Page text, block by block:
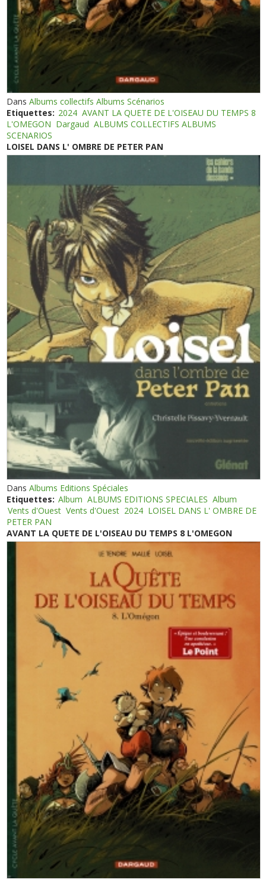
DansAlbums collectifs Albums Scénarios
Etiquettes: 2024 AVANT LA QUETE DE L'OISEAU DU TEMPS 8
L'OMEGON Dargaud ALBUMS COLLECTIFS ALBUMS
SCENARIOS
LOISEL DANS L' OMBRE DE PETER PAN
DansAlbums Editions Spéciales
Etiquettes: Album ALBUMS EDITIONS SPECIALES Album
Vents d'Ouest Vents d'Ouest 2024 LOISEL DANS L' OMBRE DE
PETER PAN
AVANT LA QUETE DE L'OISEAU DU TEMPS 8 L'OMEGON